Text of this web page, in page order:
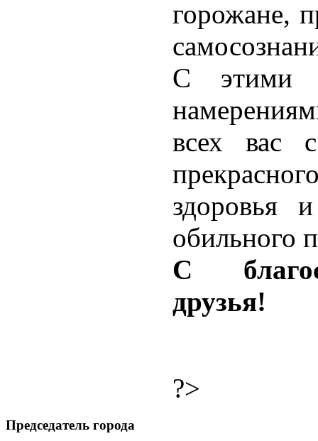
горожане,
С этими
всех вас
здоровья
обильного
С
друзья!
?>
Председатель города